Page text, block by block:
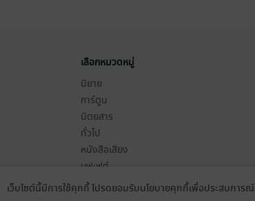
เลือกหมวดหมู่
นิยาย
การ์ตูน
นิตยสาร
ทั่วไป
หนังสือเสียง
บุฟเฟต์
เว็บไซต์นี้มีการใช้คุกกี้ โปรดยอมรับนโยบายคุกกี้เพื่อประสบก